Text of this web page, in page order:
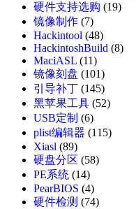
硬件支持选购 (19)
镜像制作 (7)
Hackintool (48)
HackintoshBuild (8)
MaciASL (11)
镜像刻盘 (101)
引导补丁 (145)
黑苹果工具 (52)
USB定制 (6)
plist编辑器 (115)
Xiasl (89)
硬盘分区 (58)
PE系统 (14)
PearBIOS (4)
硬件检测 (74)